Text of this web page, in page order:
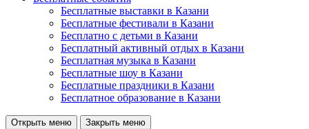
Бесплатные выставки в Казани
Бесплатные фестивали в Казани
Бесплатно с детьми в Казани
Бесплатный активный отдых в Казани
Бесплатная музыка в Казани
Бесплатные шоу в Казани
Бесплатные праздники в Казани
Бесплатное образование в Казани
Открыть меню Закрыть меню